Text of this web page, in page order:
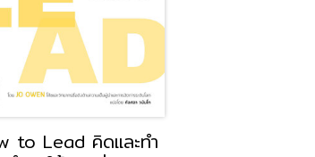
ทำ Take Your Time ใครว่า